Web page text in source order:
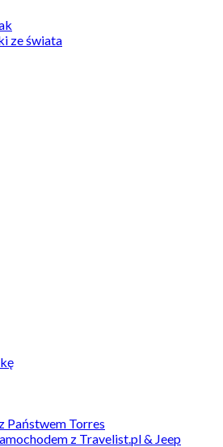
ze świata
Państwem Torres
z Travelist.pl & Jeep